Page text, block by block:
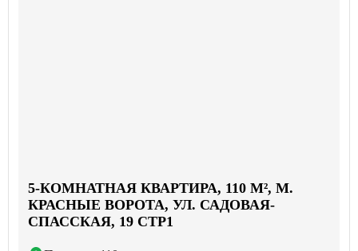
5-КОМНАТНАЯ КВАРТИРА, 110 М², М.
КРАСНЫЕ ВОРОТА, УЛ. САДОВАЯ-
СПАССКАЯ, 19 СТР1